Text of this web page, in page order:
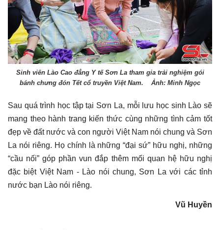
Sinh viên Lào Cao đẳng Y tế Sơn La tham gia trải nghiệm gói
bánh chưng đón Tết cổ truyền Việt Nam. Ảnh: Minh Ngọc
Sau quá trình học tập tại Sơn La, mỗi lưu học sinh Lào sẽ
mang theo hành trang kiến thức cùng những tình cảm tốt
đẹp về đất nước và con người Việt Nam nói chung và Sơn
La nói riêng. Họ chính là những “đại sứ” hữu nghị, những
“cầu nối” góp phần vun đắp thêm mối quan hệ hữu nghị
đặc biệt Việt Nam - Lào nói chung, Sơn La với các tỉnh
nước bạn Lào nói riêng.
Vũ Huyền